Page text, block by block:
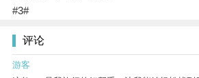
#3#
评论
游客